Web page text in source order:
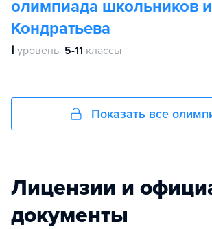
олимпиада школьников
Кондратьева
Ⅰ уровень 5-11 классы
Показать все
Лицензии и
документы